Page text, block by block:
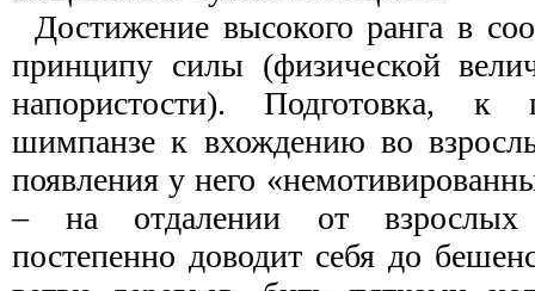
Достижение высокого ранга в
принципу силы (физической
напористости). Подготовка, к
шимпанзе к вхождению во
появления у него
– на отдалении от взрослых
постепенно доводит себя до